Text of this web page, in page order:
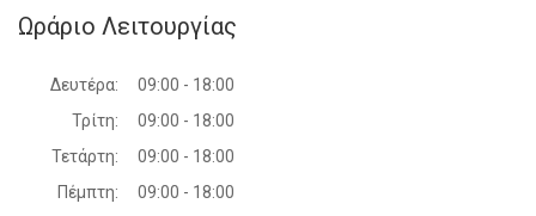
Ωράριο Λειτουργίας
Δευτέρα:
09:00 - 18:00
Τρίτη:
09:00 - 18:00
Τετάρτη:
09:00 - 18:00
Πέμπτη:
09:00 - 18:00